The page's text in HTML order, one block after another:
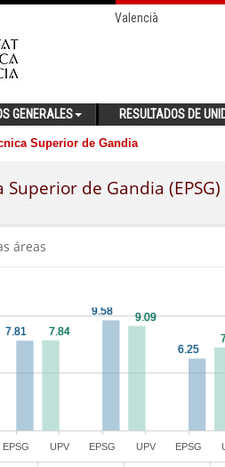
Valencià
GENERALES RESULTADOS DE
Superior de Gandia
Superior de Gandia (EPSG)
áreas
EPSG EPSG EPSG
UPV UPV